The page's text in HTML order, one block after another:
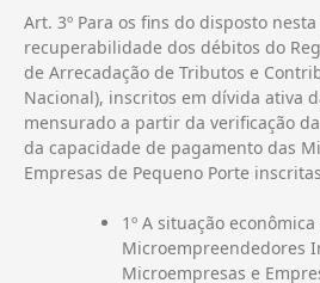
Art. 3º Para os fins do disposto
recuperabilidade dos débitos do
de Arrecadação de Tributos e
Nacional), inscritos em dívida ativa
mensurado a partir da verificação
da capacidade de pagamento das
Empresas de Pequeno Porte
1º A situação
Microempreendedores
Microempresas e